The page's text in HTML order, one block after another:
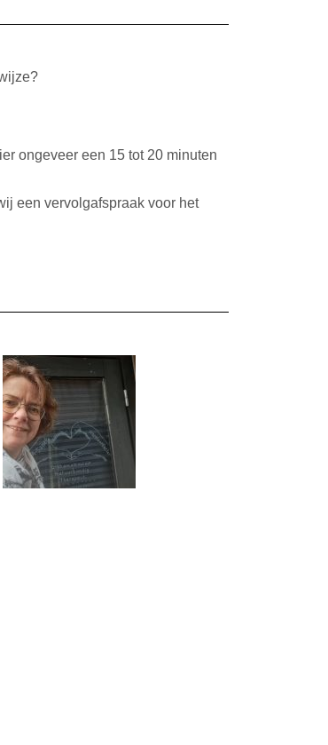
ongeveer een 15 tot 20 minuten
een vervolgafspraak voor het